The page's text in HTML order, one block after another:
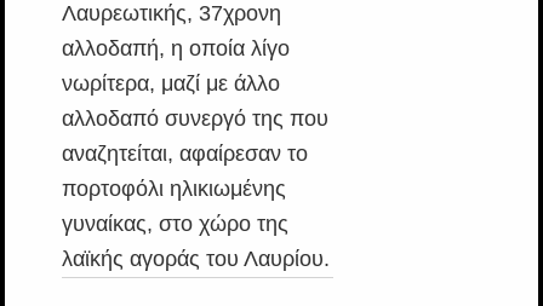
Λαυρεωτικής, 37χρονη
αλλοδαπή, η οποία λίγο
νωρίτερα, μαζί με άλλο
αλλοδαπό συνεργό της που
αναζητείται, αφαίρεσαν το
πορτοφόλι ηλικιωμένης
γυναίκας, στο χώρο της
λαϊκής αγοράς του Λαυρίου.